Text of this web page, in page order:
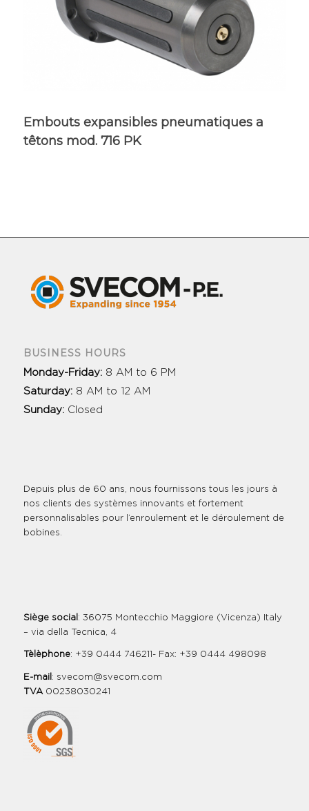
Embouts expansibles pneumatiques a
têtons mod. 716 PK
BUSINESS HOURS
Monday-Friday: 8 AM to 6 PM
Saturday: 8 AM to 12 AM
Sunday: Closed
Depuis plus de 60 ans, nous fournissons tous les jours à
nos clients des systèmes innovants et fortement
personnalisables pour l’enroulement et le déroulement de
bobines.
Siège social : 36075 Montecchio Maggiore (Vicenza) Italy
– via della Tecnica, 4
Tèlèphone: +39 0444 746211- Fax: +39 0444 498098
E-mail : svecom@svecom.com
TVA00238030241